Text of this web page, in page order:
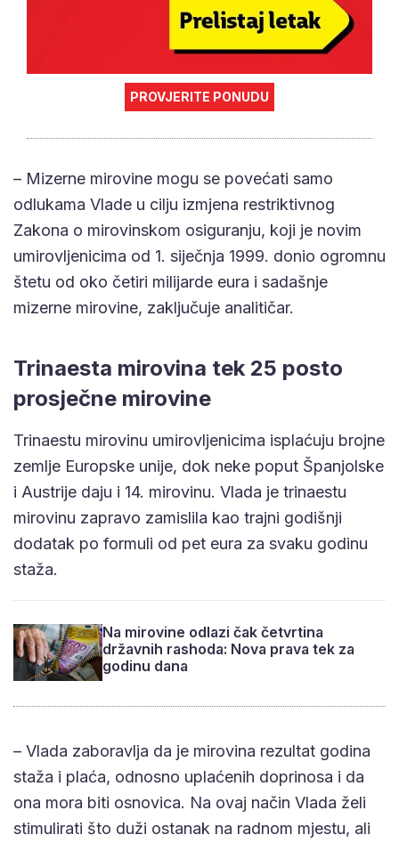
PROVJERITE PONUDU
– Mizerne mirovine mogu se povećati samo
odlukama Vlade u cilju izmjena restriktivnog
Zakona o mirovinskom osiguranju, koji je novim
umirovljenicima od 1. siječnja 1999. donio ogromnu
štetu od oko četiri milijarde eura i sadašnje
mizerne mirovine, zaključuje analitičar.
Trinaesta mirovina tek 25 posto
prosječne mirovine
Trinaestu mirovinu umirovljenicima isplaćuju brojne
zemlje Europske unije, dok neke poput Španjolske
i Austrije daju i 14. mirovinu. Vlada je trinaestu
mirovinu zapravo zamislila kao trajni godišnji
dodatak po formuli od pet eura za svaku godinu
staža.
Na mirovine odlazi čak četvrtina
državnih rashoda: Nova prava tek za
godinu dana
– Vlada zaboravlja da je mirovina rezultat godina
staža i plaća, odnosno uplaćenih doprinosa i da
ona mora biti osnovica. Na ovaj način Vlada želi
stimulirati što duži ostanak na radnom mjestu, ali